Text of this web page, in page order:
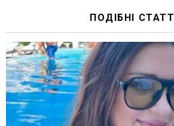
ПОДІБНІ СТАТТІ